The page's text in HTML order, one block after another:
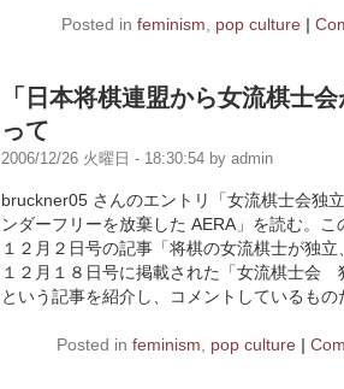
Posted in feminism, pop culture |
「日本将棋連盟から女流棋士
って
2006/12/26 火曜日 - 18:30:54 by admin
bruckner05 さんのエントリ「女流棋士会独
ンダーフリーを放棄した AERA」を読む。
１２月２日号の記事「将棋の女流棋士が独
１２月１８日号に掲載された「女流棋士会
という記事を紹介し、コメントしているもの
Posted in feminism pop culture |